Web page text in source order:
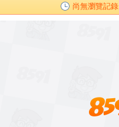
尚無瀏覽記錄